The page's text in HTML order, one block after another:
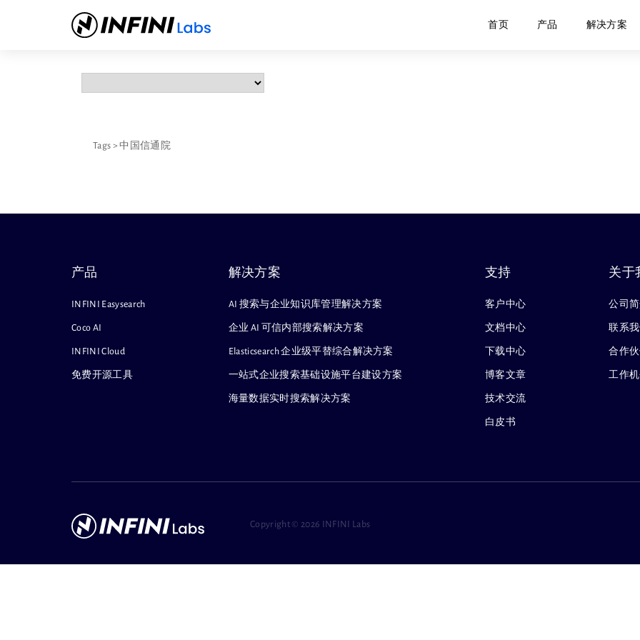
首页 产品 解决方案
Tags >中国信通院
产品
INFINI Easysearch
Coco AI
INFINI Cloud
免费开源工具
解决方案
AI 搜索与企业知识库管理解决方案
企业 AI 可信内部搜索解决方案
Elasticsearch 企业级平替综合解决方案
一站式企业搜索基础设施平台建设方案
海量数据实时搜索解决方案
支持
客户中心
文档中心
下载中心
博客文章
技术交流
白皮书
关于
公司
联系我
合作
工作
Copyright © 2026 INFINI Labs